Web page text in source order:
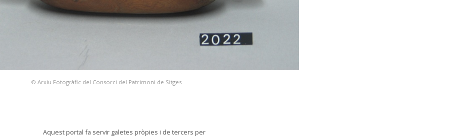
© Arxiu Fotogràfic del Consorci del Patrimoni de Sitges
Aquest portal fa servir galetes pròpies i de tercers per